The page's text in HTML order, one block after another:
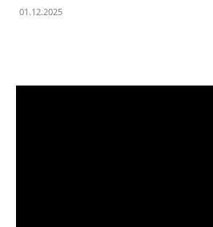
01.12.2025